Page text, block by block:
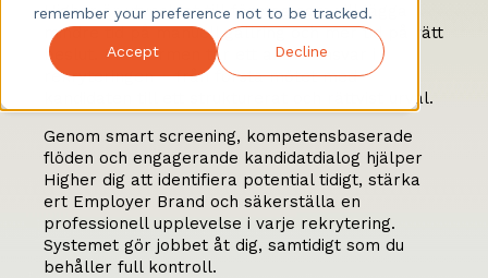
remember your preference not to be tracked.
Accept Decline
Higher är utvecklat till företag som vill lägga
mindre tid på manuell gallring och mer tid på rätt
beslut. Plattformen tar ett aktivt ansvar i
rekryteringen – från första mötet med
kandidaten till ett strukturerat och rättvist urval.
Genom smart screening, kompetensbaserade
flöden och engagerande kandidatdialog hjälper
Higher dig att identifiera potential tidigt, stärka
ert Employer Brand och säkerställa en
professionell upplevelse i varje rekrytering.
Systemet gör jobbet åt dig, samtidigt som du
behåller full kontroll.